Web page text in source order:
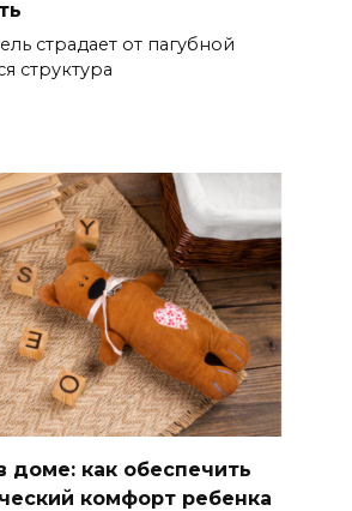
страдает от пагубной
структура
доме: как обеспечить
комфорт ребенка